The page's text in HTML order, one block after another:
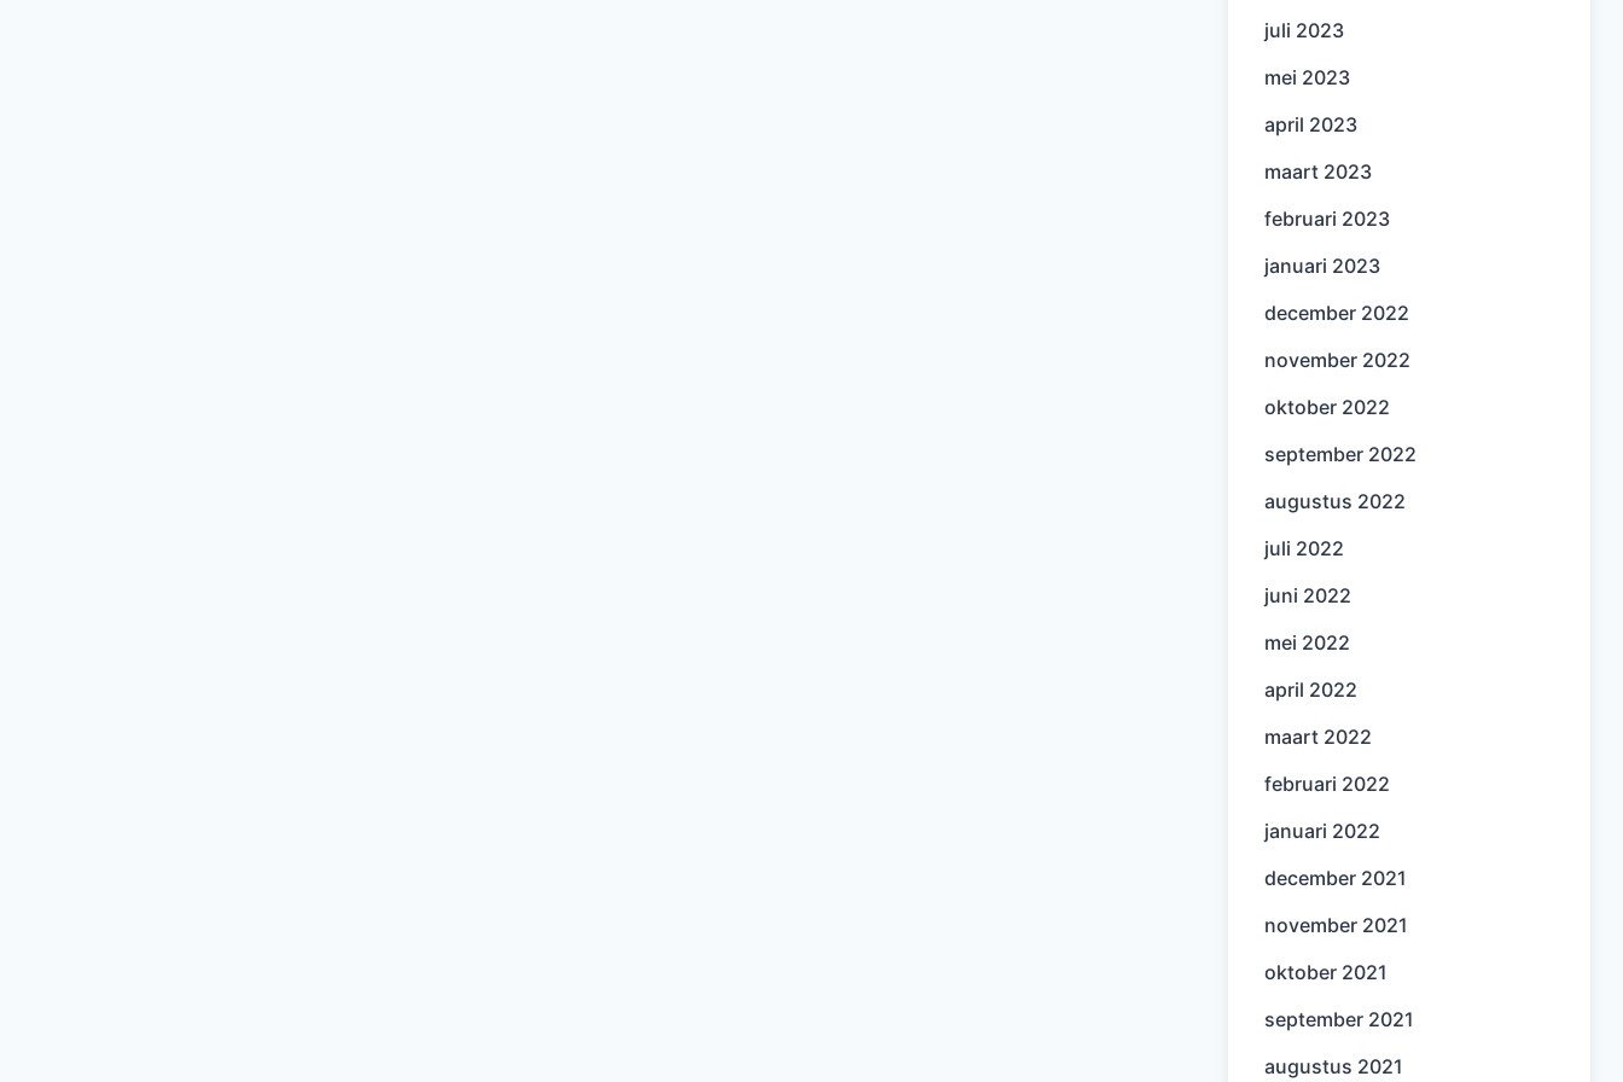
juli 2023
mei 2023
april 2023
maart 2023
februari 2023
januari 2023
december 2022
november 2022
oktober 2022
september 2022
augustus 2022
juli 2022
juni 2022
mei 2022
april 2022
maart 2022
februari 2022
januari 2022
december 2021
november 2021
oktober 2021
september 2021
augustus 2021